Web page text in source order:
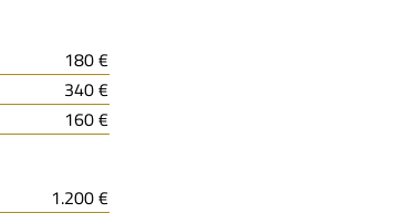
180 €
340 €
160 €
1.200 €